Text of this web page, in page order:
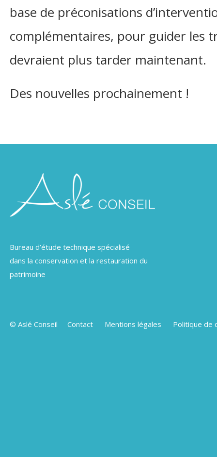
base de préconisations
complémentaires, pour guider les
devraient plus tarder maintenant.
Des nouvelles prochainement !
Bureau d’étude technique spécialisé
dans la conservation et la restauration du
patrimoine
© Aslé Conseil Contact Mentions légales Politique de